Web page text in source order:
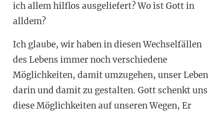
ich allem hilflos ausgeliefert? Wo ist Gott in
alldem?
Ich glaube, wir haben in diesen Wechselfällen
des Lebens immer noch verschiedene
Möglichkeiten, damit umzugehen, unser Leben
darin und damit zu gestalten. Gott schenkt uns
diese Möglichkeiten auf unseren Wegen, Er